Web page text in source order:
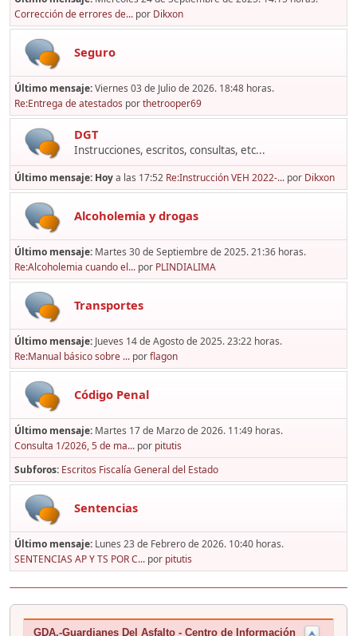
Corrección de errores de... por Dikxon
Seguro
Último mensaje:Viernes 03 de Julio de 2026. 18:48 horas.
Re:Entrega de atestados porthetrooper69
DGT
Instrucciones, escritos, consultas, etc...
Último mensaje: Hoya las 17:52 Re:Instrucción VEH 2022-... por Dikxon
Alcoholemia y drogas
Último mensaje: Martes 30 de Septiembre de 2025. 21:36 horas.
Re:Alcoholemia cuando el... por PLINDIALIMA
Transportes
Último mensaje: Jueves 14 de Agosto de 2025. 23:22 horas.
Re:Manual básico sobre ... porflagon
Código Penal
Último mensaje: Martes 17 de Marzo de 2026. 11:49 horas.
Consulta 1/2026, 5 de ma... por pitutis
Subforos Escritos Fiscalía General del Estado
Sentencias
Último mensaje: Lunes 23 de Febrero de 2026. 10:40 horas.
SENTENCIAS AP Y TS POR C... por pitutis
GDA.-Guardianes Del Asfalto - Centro de Información